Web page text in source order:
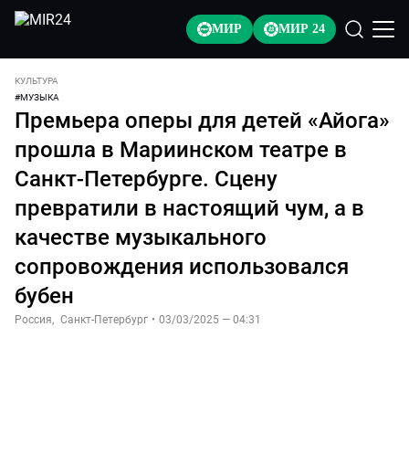
МИР МИР 24
КУЛЬТУРА
#МУЗЫКА
Премьера оперы для детей «Айога»
прошла в Мариинском театре в
Санкт-Петербурге. Сцену
превратили в настоящий чум, а в
качестве музыкального
сопровождения использовался
бубен
Россия, Санкт-Петербург • 03/03/2025 — 04:31